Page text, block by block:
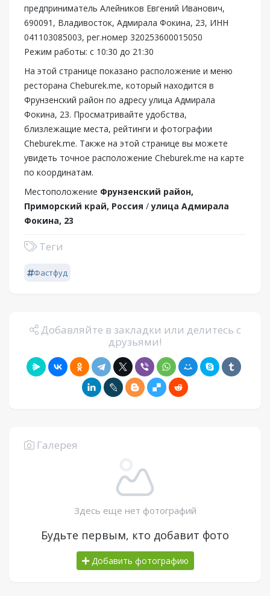
предприниматель Алейников Евгений Иванович,
690091, Владивосток, Адмирала Фокина, 23, ИНН
041103085003, рег.номер 320253600015050
Режим работы: с 10:30 до 21:30
На этой странице показано расположение и меню
ресторана Cheburek.me, который находится в
Фрунзенский район по адресу улица Адмирала
Фокина, 23. Просматривайте удобства,
близлежащие места, рейтинги и фотографии
Cheburek.me. Также на этой странице вы можете
увидеть точное расположение Cheburek.me на карте
по координатам.
Местоположение Фрунзенский район,
Приморский край, Россия /улица Адмирала
Фокина, 23
Теги
Фастфуд
Добавляйте в закладки или делитесь с
друзьями!
Галерея
Здесь еще нет фотографий
Будьте первым, кто добавит фото
Добавить фотографию